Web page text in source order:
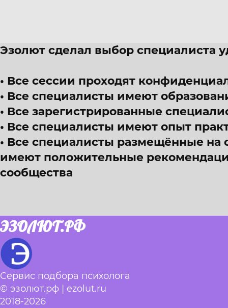
Эзолют сделал выбор специалиста
Все сессии проходят
Все специалисты имеют
Все зарегистрированные
Все специалисты имеют опыт
Все специалисты размещённые на
имеют положительные
сообщества
ЭЗОЛЮТ.РФ
Сервис подбора психолога
© эзолют.рф | ezolut.ru
2018-2026